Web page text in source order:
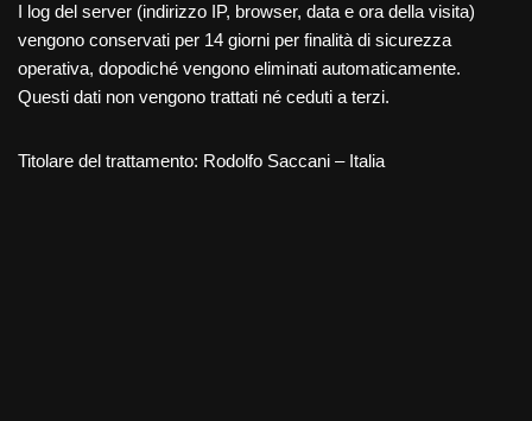
I log del server (indirizzo IP, browser, data e ora della visita)
vengono conservati per 14 giorni per finalità di sicurezza
operativa, dopodiché vengono eliminati automaticamente.
Questi dati non vengono trattati né ceduti a terzi.
Titolare del trattamento: Rodolfo Saccani – Italia